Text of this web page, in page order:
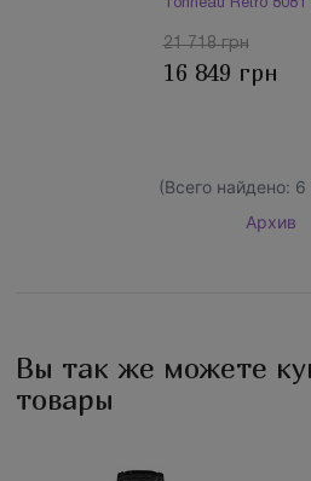
Tonneau Retro 8081
21 718 грн
16 849 грн
(Всего найдено: 6
Архив
Вы так же можете
товары